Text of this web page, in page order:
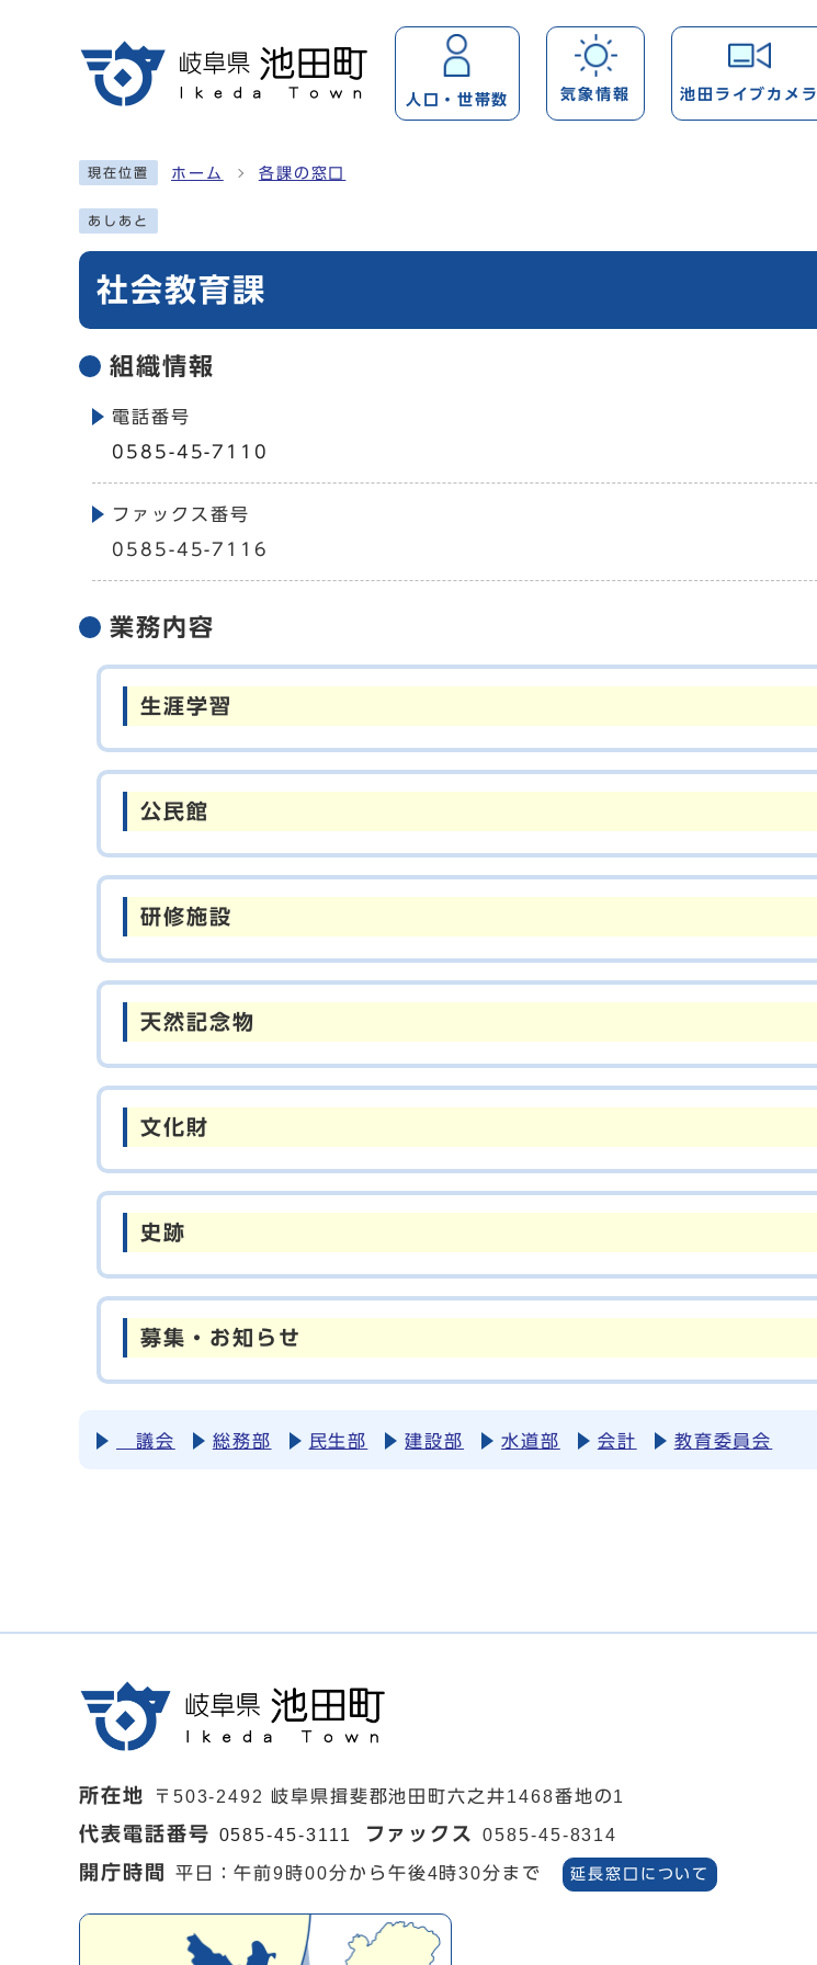
人口・世帯数 気象情報 池田ライブカメラ
ここから本文です
現在位置 ホーム 各課の窓口
あしあと
社会教育課
組織情報
電話番号
0585-45-7110
ファックス番号
0585-45-7116
業務内容
生涯学習
公民館
研修施設
天然記念物
文化財
史跡
募集・お知らせ
議会 総務部 民生部 建設部 水道部 会計 教育委員会
所在地 〒503-2492 岐阜県揖斐郡池田町六之井1468番地の1
代表電話番号 0585-45-3111 ファックス 0585-45-8314
開庁時間 平日：午前9時00分から午後4時30分まで 延長窓口について